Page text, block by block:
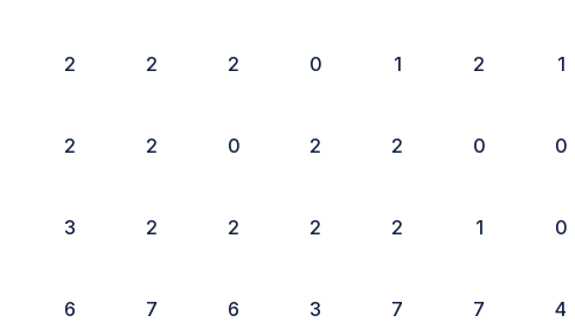
2 2 2 0 1 2 1
2 2 0 2 2 0 0
3 2 2 2 2 1 0
6 7 6 3 7 7 4